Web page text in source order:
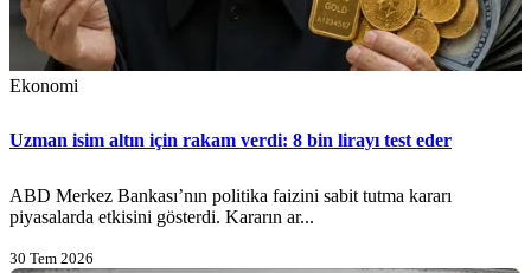
Ekonomi
Uzman isim altın için rakam verdi: 8 bin lirayı test eder
ABD Merkez Bankası’nın politika faizini sabit tutma kararı
piyasalarda etkisini gösterdi. Kararın ar...
30 Tem 2026